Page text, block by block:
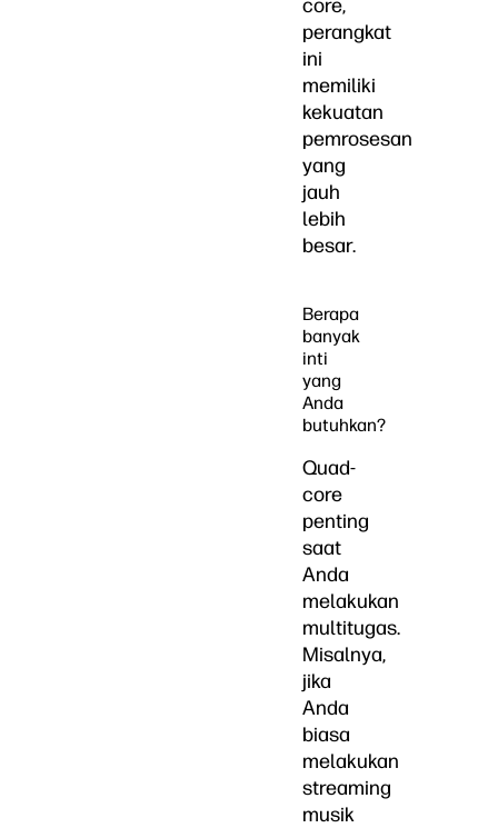
core,
perangkat
ini
memiliki
kekuatan
pemrosesan
yang
jauh
lebih
besar.
Berapa
banyak
inti
yang
Anda
butuhkan?
Quad-
core
penting
saat
Anda
melakukan
multitugas.
Misalnya,
jika
Anda
biasa
melakukan
streaming
musik